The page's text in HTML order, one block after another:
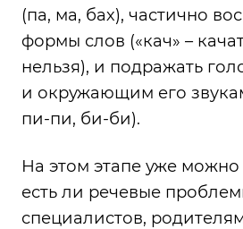
(па, ма, бах), частично
формы слов («кач» –
нельзя), и подражать
и окружающим его
пи-пи, би-би).
На этом этапе уже можно
есть ли речевые
специалистов,